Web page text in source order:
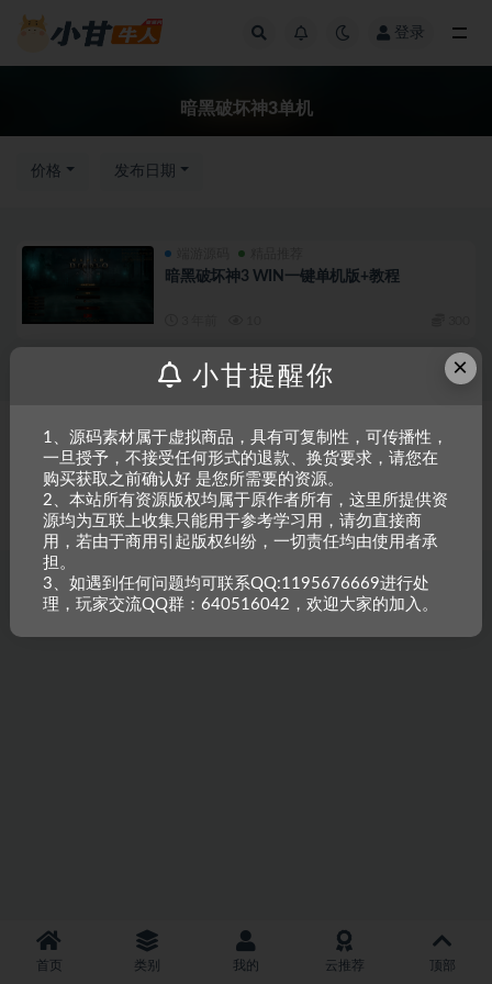
登录
暗黑破坏神3单机
价格 发布日期
暗黑破坏神3 WIN一键单机版+教程
Copyright © 2023 小甘牛人资源网 - All rights reserved
粤ICP备2023002201
号-1
本站是一个坚持做精品资源的网站，会长期坚持更新资源，以共享为原则，尊
重原创，如需搬资源请先与站长沟通，恶意搬运封禁账号。
首页 类别 我的 云推荐 顶部
×
小甘提醒你
1、源码素材属于虚拟商品，具有可复制性，可传播性，
一旦授予，不接受任何形式的退款、换货要求，请您在
购买获取之前确认好 是您所需要的资源。
2、本站所有资源版权均属于原作者所有，这里所提供资
源均为互联上收集只能用于参考学习用，请勿直接商
用，若由于商用引起版权纠纷，一切责任均由使用者承
担。
3、如遇到任何问题均可联系QQ:1195676669进行处
理，玩家交流QQ群：640516042，欢迎大家的加入。